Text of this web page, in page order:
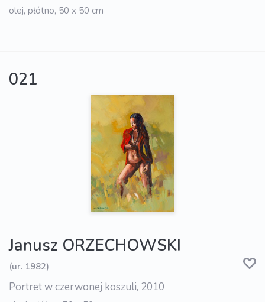
olej, płótno, 50 x 50 cm
021
Janusz ORZECHOWSKI
(ur. 1982)
Portret w czerwonej koszuli, 2010